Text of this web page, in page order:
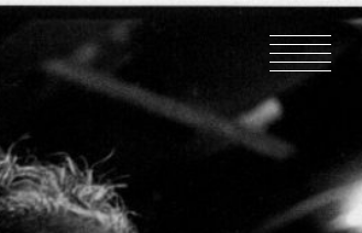
ACCUEIL